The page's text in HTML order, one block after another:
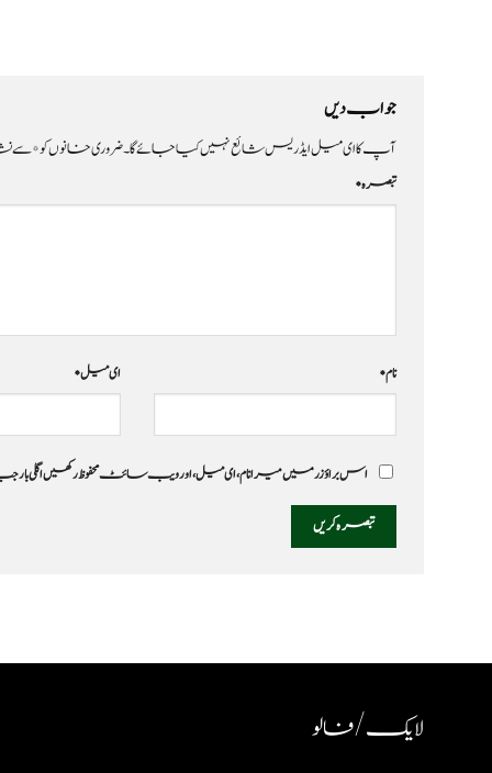
جواب دیں
آپ کا ای میل ایڈریس شائع نہیں کیا جائے گا۔ضروری خانوں کو*سے
تبصرہ*
نام* ای میل*
اس براؤزر میں میرا نام، ای میل، اور ویب سائٹ محفوظ رکھیں اگلی
لایک / فالو